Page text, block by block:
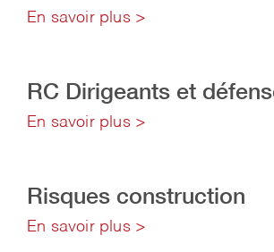
En savoir plus >
RC Dirigeants et
En savoir plus >
Risques construction
En savoir plus >